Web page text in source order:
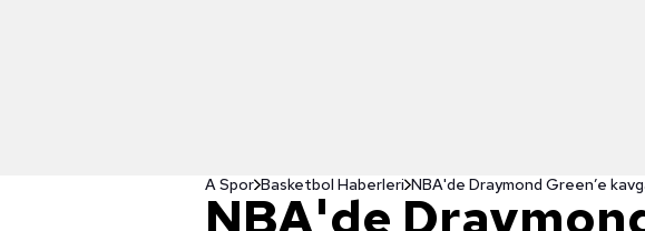
A Spor Basketbol Haberleri NBA'de Draymond Green’e
NBA'de